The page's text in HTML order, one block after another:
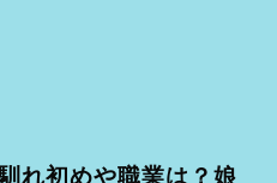
れ初めや職業は？娘